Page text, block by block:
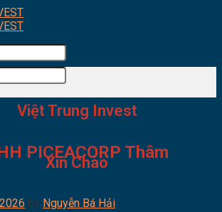
Việt Trung Invest
Xin Chào
PICEACORP Thâm
by Nguyễn Bá Hải